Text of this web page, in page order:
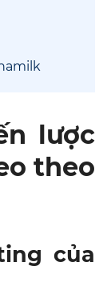
lược
theo
của